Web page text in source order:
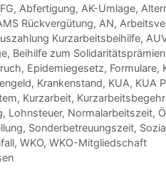
, Abfertigung, AK-Umlage,
Rückvergütung, AN,
Kurzarbeitsbeihilfe,
, Beihilfe zum
, Epidemiegesetz, Formulare,
, Krankenstand, KUA, KUA
, Kurzarbeit,
, Lohnsteuer, Normalarbeitszeit,
, Sonderbetreuungszeit,
, WKO, WKO-Mitgliedschaft